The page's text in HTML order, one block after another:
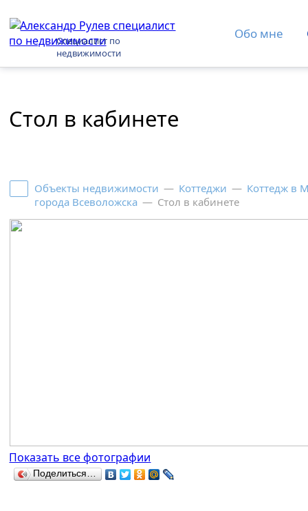
Специалист по
недвижимости
Обо мне
Стол в кабинете
Объекты недвижимости — Коттеджи — Коттедж в
города Всеволожска — Стол в кабинете
Показать все фотографии
Поделиться…